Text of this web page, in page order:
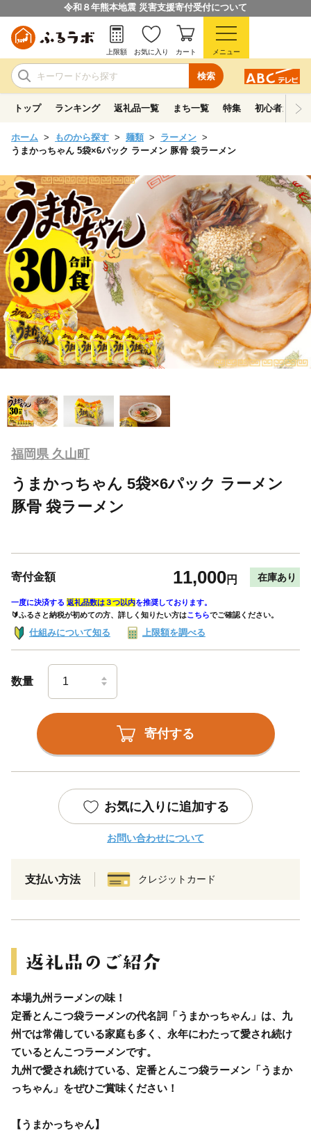
令和８年熊本地震 災害支援寄付受付について
検索
上限額 お気に入り カート メニュー
トップ ランキング 返礼品一覧 まち一覧 特集 初心者ガイド
ホーム ものから探す 麺類
ラーメン
うまかっちゃん 5袋×6パック ラーメン 豚骨 袋ラーメン
福岡県 久山町
うまかっちゃん 5袋×6パック ラーメン
豚骨 袋ラーメン
寄付金額 11,000円 在庫あり
一度に決済する 返礼品数は３つ以内を推奨しております。
🔰ふるさと納税が初めての方、詳しく知りたい方はこちらでご確認ください。
仕組みについて知る 上限額を調べる
数量
寄付する
お気に入りに追加する
お問い合わせについて
支払い方法 クレジットカード
本場九州ラーメンの味！
定番とんこつ袋ラーメンの代名詞「うまかっちゃん」は、九
州では常備している家庭も多く、永年にわたって愛され続け
ているとんこつラーメンです。
九州で愛され続けている、定番とんこつ袋ラーメン「うまか
っちゃん」をぜひご賞味ください！
【うまかっちゃん】